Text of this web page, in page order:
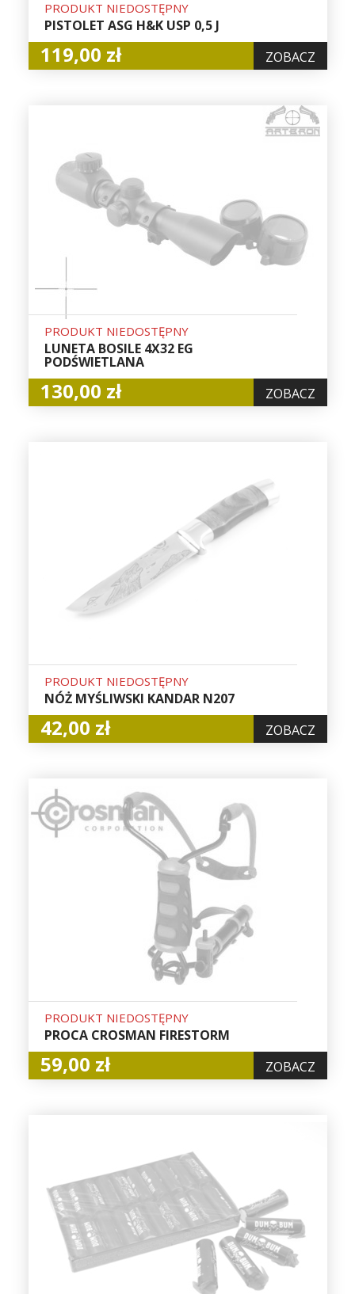
PRODUKT NIEDOSTĘPNY
PISTOLET ASG H&K USP 0,5 J
119,00 zł ZOBACZ
PRODUKT NIEDOSTĘPNY
LUNETA BOSILE 4X32 EG
PODŚWIETLANA
130,00 zł ZOBACZ
PRODUKT NIEDOSTĘPNY
NÓŻ MYŚLIWSKI KANDAR N207
42,00 zł ZOBACZ
PRODUKT NIEDOSTĘPNY
PROCA CROSMAN FIRESTORM
59,00 zł ZOBACZ